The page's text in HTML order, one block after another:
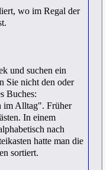
wo im Regal der
und suchen ein
Sie nicht den oder
Buches:
im Alltag". Früher
In einem
nach
hatte man die
sortiert.